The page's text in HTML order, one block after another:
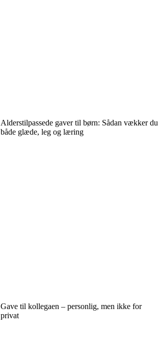
Alderstilpassede gaver til børn: Sådan vækker du
både glæde, leg og læring
Gave til kollegaen – personlig, men ikke for
privat